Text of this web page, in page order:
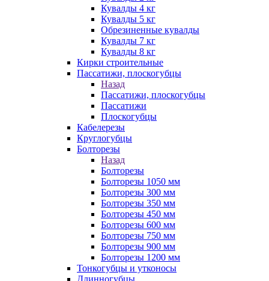
Кувалды 4 кг
Кувалды 5 кг
Обрезиненные кувалды
Кувалды 7 кг
Кувалды 8 кг
Кирки строительные
Пассатижи, плоскогубцы
Назад
Пассатижи, плоскогубцы
Пассатижи
Плоскогубцы
Кабелерезы
Круглогубцы
Болторезы
Назад
Болторезы
Болторезы 1050 мм
Болторезы 300 мм
Болторезы 350 мм
Болторезы 450 мм
Болторезы 600 мм
Болторезы 750 мм
Болторезы 900 мм
Болторезы 1200 мм
Тонкогубцы и утконосы
Длинногубцы